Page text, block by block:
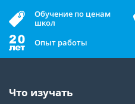
Обучение по ценам
школ
Опыт работы
Что изучать